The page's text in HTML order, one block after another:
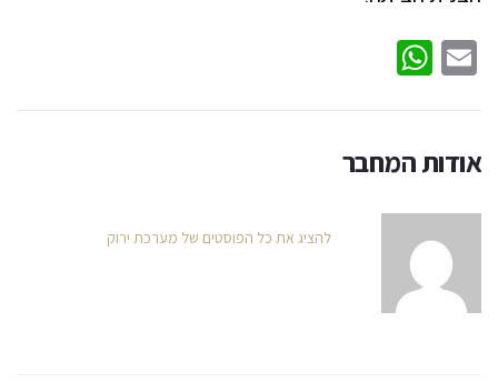
Email
אודות המחבר
להציג את כל הפוסטים של מערכת ירוק